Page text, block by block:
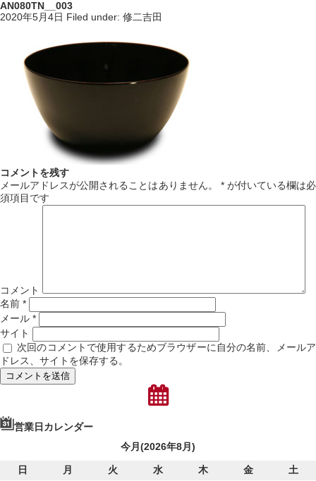
AN080TN__003
2020年5月4日 Filed under: 修二吉田
コメントを残す
メールアドレスが公開されることはありません。
*が付いている欄は必
須項目です
コメント
名前 *
メール *
サイト
次回のコメントで使用するためブラウザーに自分の名前、メールア
ドレス、サイトを保存する。
営業日カレンダー
今月(2026年8月)
日 月 火 水 木 金
土